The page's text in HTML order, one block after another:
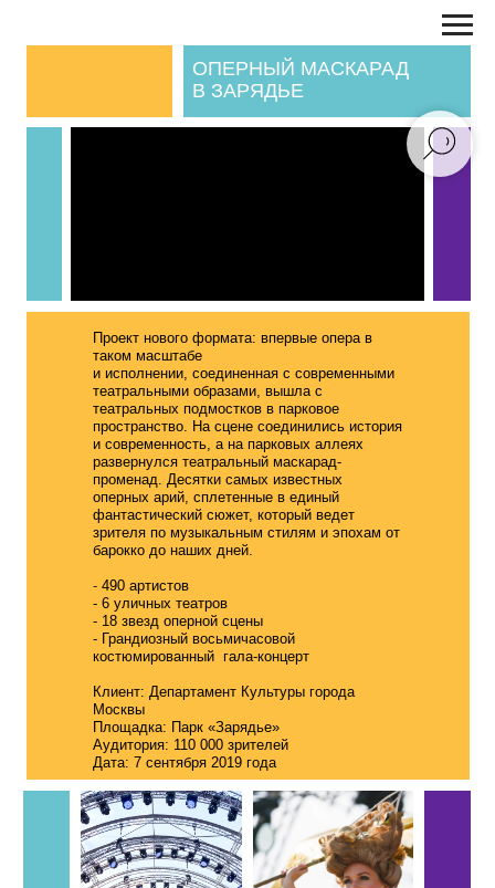
ОПЕРНЫЙ МАСКАРАД
В ЗАРЯДЬЕ
Проект нового формата: впервые опера в
таком масштабе
и исполнении, соединенная с современными
театральными образами, вышла с
театральных подмостков в парковое
пространство. На сцене соединились история
и современность, а на парковых аллеях
развернулся театральный маскарад-
променад. Десятки самых известных
оперных арий, сплетенные в единый
фантастический сюжет, который ведет
зрителя по музыкальным стилям и эпохам от
барокко до наших дней.
- 490 артистов
- 6 уличных театров
- 18 звезд оперной сцены
- Грандиозный восьмичасовой
костюмированный гала-концерт
Клиент: Департамент Культуры города
Москвы
Площадка: Парк «Зарядье»
Аудитория: 110 000 зрителей
Дата: 7 сентября 2019 года